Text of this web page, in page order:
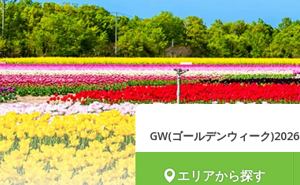
GW(ゴールデンウィーク)2026
エリアから探す